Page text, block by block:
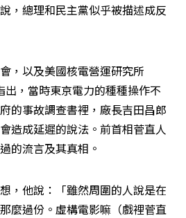
，總理和民主黨似乎被描述成反
，以及美國核電營運研究所
出，當時東京電力的種種操作不
的事故調查書裡，廠長吉田昌郎
造成延遲的說法。前首相菅直人
的流言及其真相。
，他說：「雖然周圍的人說是在
麼過份。虛構電影嘛（戲裡菅直